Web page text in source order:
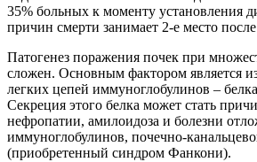
35% больных к моменту установления
причин смерти занимает 2-е место
Патогенез поражения почек при
сложен. Основным фактором является
легких цепей иммуноглобулинов –
Секреция этого белка может стать
нефропатии, амилоидоза и болезни
иммуноглобулинов, почечно-
(приобретенный синдром Фанкони).